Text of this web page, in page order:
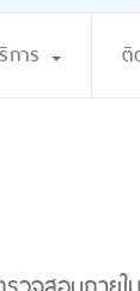
การ ติ